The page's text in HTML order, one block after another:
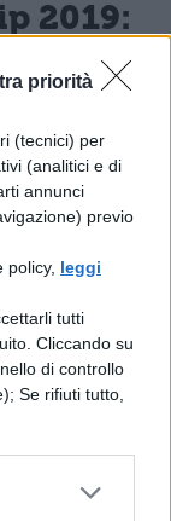
priorità
(tecnici) per
(analitici e di
annunci
previo
policy, leggi
tutti
Cliccando su
di controllo
Se rifiuti tutto,
2019:
modo di
in
lunedì
i colori.
l’arrivo di
dal
sarà mai?
di
Damiano